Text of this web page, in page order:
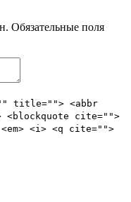
Обязательные поля
title=""> <abbr
cite="">
<i> <q cite="">